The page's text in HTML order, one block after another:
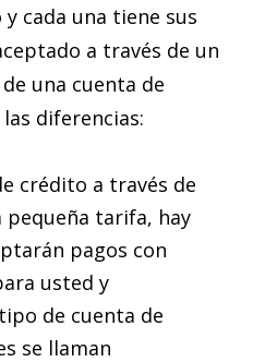
cada una tiene sus
a través de un
una cuenta de
diferencias:
crédito a través de
pequeña tarifa, hay
pagos con
usted y
de cuenta de
se llaman